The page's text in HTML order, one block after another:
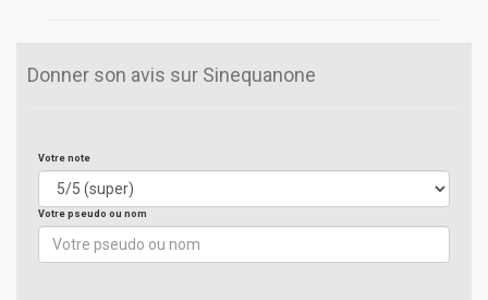
Donner son avis sur Sinequanone
Votre note
Votre pseudo ou nom